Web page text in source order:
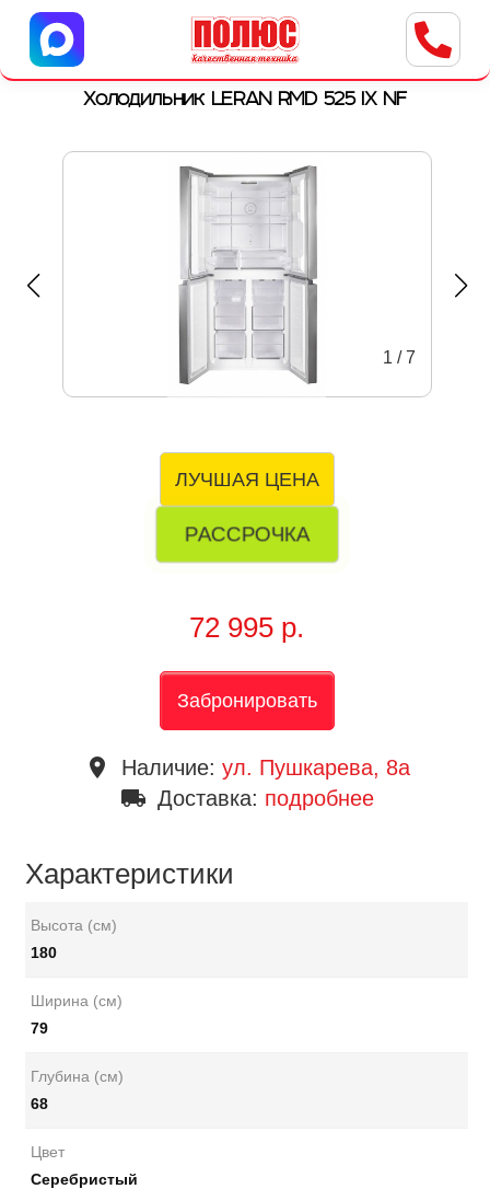
Центр бытовой техники
г. Ульяновск, ул. Пушкарева, 8a
Холодильник LERAN RMD 525 IX NF
1 /7
ЛУЧШАЯ ЦЕНА
РАССРОЧКА
72 995 р.
Забронировать
place Наличие: ул. Пушкарева, 8a
local_shipping Доставка: подробнее
Характеристики
Высота (см)
180
Ширина (см)
79
Глубина (см)
68
Цвет
Серебристый